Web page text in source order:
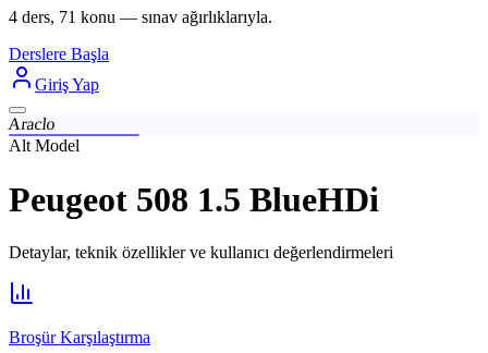
4 ders, 71 konu — sınav ağırlıklarıyla.
Derslere Başla
Giriş Yap
Araclo
Alt Model
Peugeot 508 1.5 BlueHDi
Detaylar, teknik özellikler ve kullanıcı değerlendirmeleri
Broşür Karşılaştırma